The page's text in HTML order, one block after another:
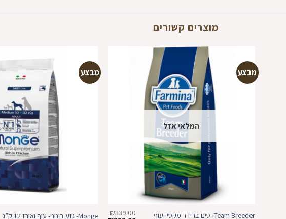
מוצרים קשורים
מבצע
המלאי אזל
Team Breeder- טים ברידר מקסי- עוף
₪339.00
מבצע
Monge- גזע בינוני- עוף ואורז 12 ק”ג